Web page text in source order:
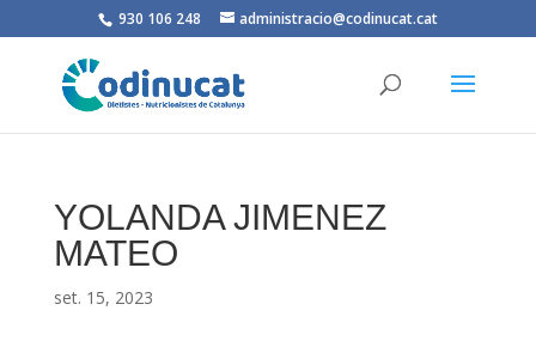
930 106 248 administracio@codinucat.cat
YOLANDA JIMENEZ
MATEO
set. 15, 2023